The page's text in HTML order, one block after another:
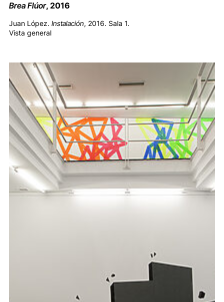
Brea Flúor, 2016
Juan López. Instalación, 2016. Sala 1.
Vista general